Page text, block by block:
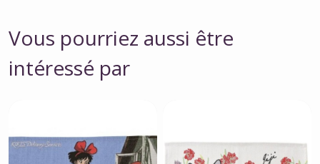
Vous pourriez aussi être
intéressé par